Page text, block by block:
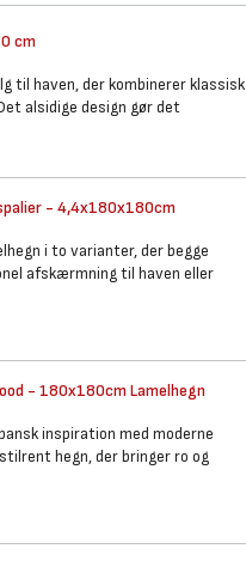
cm
til haven, der kombinerer klassisk
alsidige design gør det
- 4,4x180x180cm
i to varianter, der begge
afskærmning til haven eller
- 180x180cm Lamelhegn
inspiration med moderne
hegn, der bringer ro og